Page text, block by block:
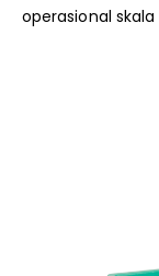
operasional skala